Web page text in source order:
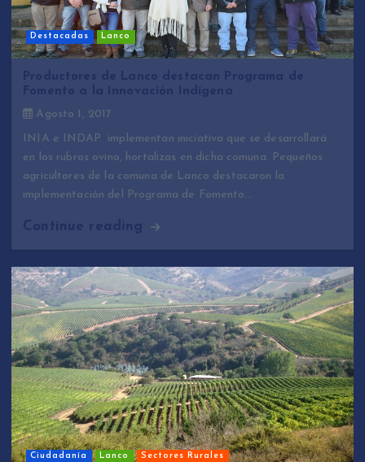
Destacadas Lanco
Productores de Lanco destacan Programa de
Fomento a la Innovación Indígena
Agosto 1, 2017
INIA e INDAP implementan iniciativa que se desarrollará
en los rubros ovino, hortalizas en dicha comuna. Pequeños
agricultores de la comuna de Lanco destacaron la
implementación del Programa de Fomento…
Continue reading
Ciudadanía Lanco Sectores Rurales